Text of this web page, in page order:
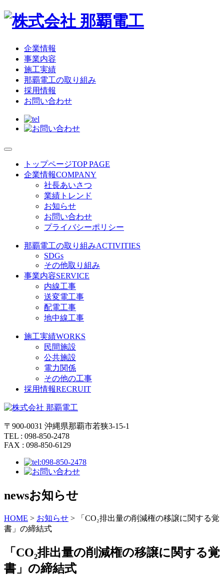
企業情報
事業内容
施工実績
那覇電工の取り組み
採用情報
お問い合わせ
トップページTOP PAGE
企業情報COMPANY
社長あいさつ
業績トレンド
お知らせ
お問い合わせ
プライバシーポリシー
那覇電工の取り組みACTIVITIES
SDGs
その他取り組み
事業内容SERVICE
内線工事
送変電工事
配電工事
地中線工事
施工実績WORKS
民間施設
公共施設
電力関係
その他の工事
採用情報RECRUIT
〒900-0031 沖縄県那覇市若狭3-15-1
TEL : 098-850-2478
FAX : 098-850-6129
newsお知らせ
HOME > お知らせ >
「CO₂排出量の削減権の移譲に関する覚
書」の締結式
「CO₂排出量の削減権の移譲に関する覚
書」の締結式